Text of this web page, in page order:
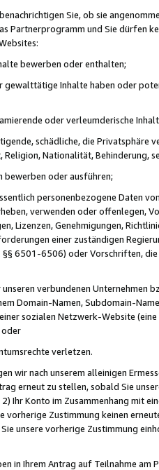
Sie, ob sie
Partnerprogramm und Sie dürfen
bewerben oder enthalten;
gewalttätige Inhalte haben oder
oder verleumderische
schädliche, die Privatsphäre
Religion, Nationalität, Behinderung,
bewerben oder ausführen;
personenbezogene Daten
verwenden oder offenlegen,
Lizenzen, Genehmigungen,
einer zuständigen
§§ 6501-6506) oder Vorschriften,
verbundenen Unternehmen
Domain-Namen, Subdomain-
sozialen Netzwerk-Website
oder
verletzen.
wir nach unserem alleinigen
erneut zu stellen, sobald Sie
Ihr Konto im Zusammenhang mit
vorherige Zustimmung keinen
unsere vorherige Zustimmung
in Ihrem Antrag auf Teilnahme